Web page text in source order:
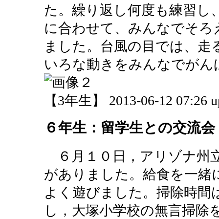
た。繰り返し何度も練習し
に合わせて、みんなでそ
ました。台風の目では、
いろな動きをみんなでが
【3年生】 2013-06-12 07:26
６年生：留学生との交流会
６月１０日，アリゾナ州
がありました。給食を一緒
よく遊びました。掃除時間
し，大塚小学校の無言掃除